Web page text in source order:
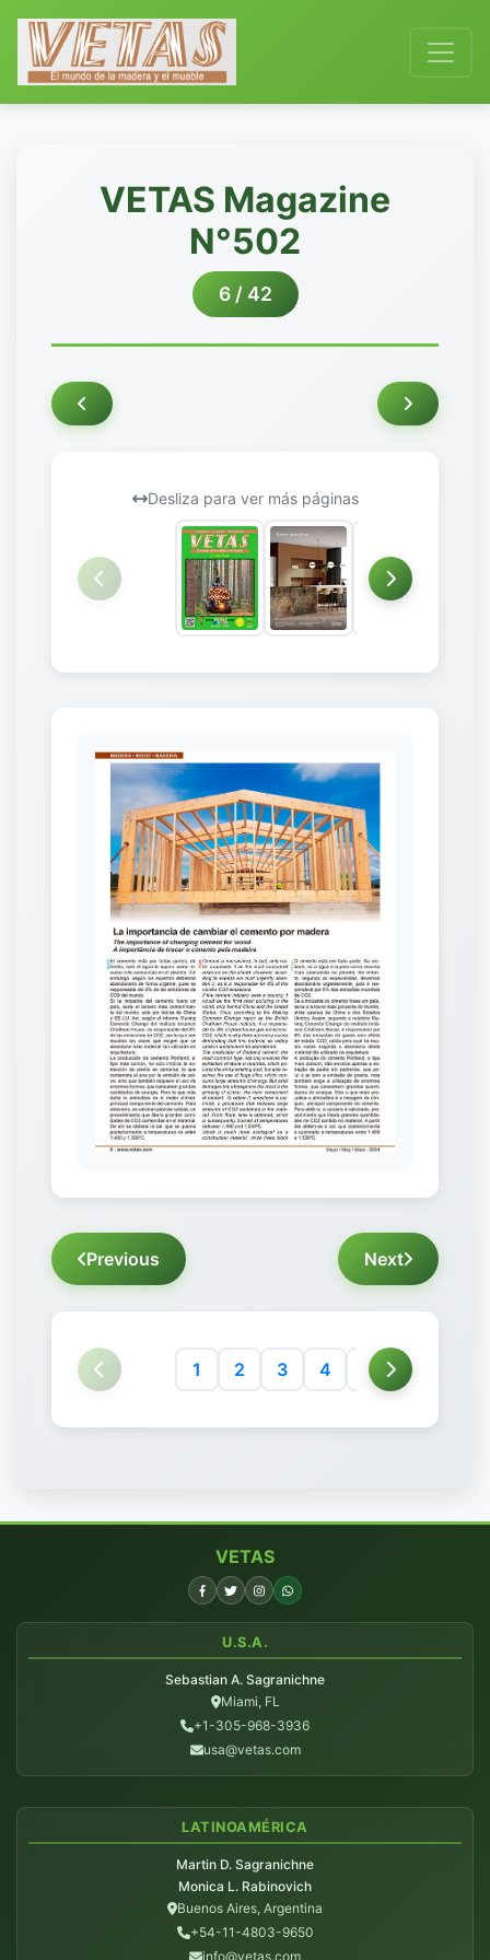
VETAS Magazine
N°502
6 / 42
Desliza para ver más páginas
Previous Next
1 2 3 4 5 6
VETAS
U.S.A.
Sebastian A. Sagranichne
Miami, FL
+1-305-968-3936
usa@vetas.com
LATINOAMÉRICA
Martin D. Sagranichne
Monica L. Rabinovich
Buenos Aires, Argentina
+54-11-4803-9650
info@vetas.com